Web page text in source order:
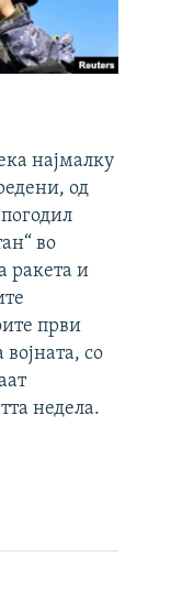
најмалку
од
во
ракета и
први
со
недела.